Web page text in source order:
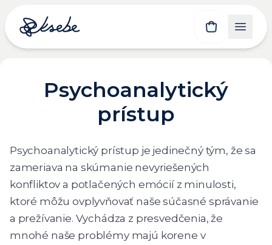
Psychoanalytický
prístup
Psychoanalytický prístup je jedinečný tým, že sa
zameriava na skúmanie nevyriešených
konfliktov a potlačených emócií z minulosti,
ktoré môžu ovplyvňovať naše súčasné správanie
a prežívanie. Vychádza z presvedčenia, že
mnohé naše problémy majú korene v